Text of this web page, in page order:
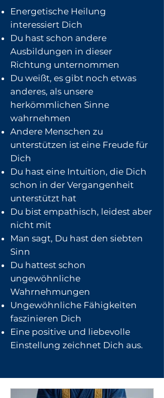
Energetische Heilung
interessiert Dich
Du hast schon andere
Ausbildungen in dieser
Richtung unternommen
Du weißt, es gibt noch etwas
anderes, als unsere
herkömmlichen Sinne
wahrnehmen
Andere Menschen zu
unterstützen ist eine Freude für
Dich
Du hast eine Intuition, die Dich
schon in der Vergangenheit
unterstützt hat
Du bist empathisch, leidest aber
nicht mit
Man sagt, Du hast den siebten
Sinn
Du hattest schon
ungewöhnliche
Wahrnehmungen
Ungewöhnliche Fähigkeiten
faszinieren Dich
Eine positive und liebevolle
Einstellung zeichnet Dich aus.